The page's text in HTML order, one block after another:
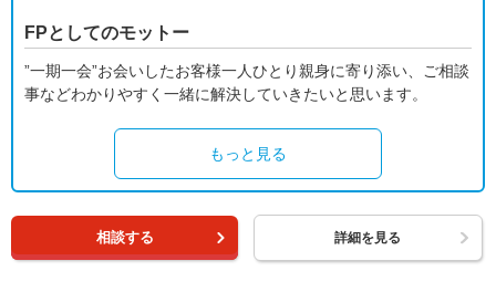
FPとしてのモットー
”一期一会”お会いしたお客様一人ひとり親身に寄り添い、ご相談
事などわかりやすく一緒に解決していきたいと思います。
もっと見る
相談する 詳細を見る